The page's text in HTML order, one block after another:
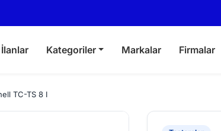
İlanlar Kategoriler Markalar Firmalar
TC-TS 8 I